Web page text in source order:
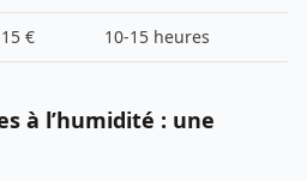
€ 10-15 heures
à l’humidité : une